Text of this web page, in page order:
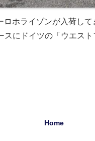
ホライゾンが入荷して
スにドイツの「ウエス
Home